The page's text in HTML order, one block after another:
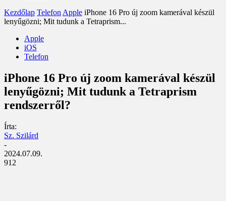
Kezdőlap Telefon Apple iPhone 16 Pro új zoom kamerával készül
lenyűgözni; Mit tudunk a Tetraprism...
Apple
iOS
Telefon
iPhone 16 Pro új zoom kamerával készül
lenyűgözni; Mit tudunk a Tetraprism
rendszerről?
Írta:
Sz. Szilárd
-
2024.07.09.
912